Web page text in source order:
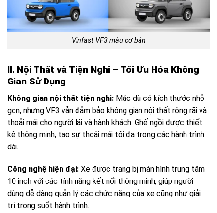
Vinfast VF3 màu cơ bản
II. Nội Thất và Tiện Nghi – Tối Ưu Hóa Không
Gian Sử Dụng
Không gian nội thất tiện nghi: Mặc dù có kích thước nhỏ
gọn, nhưng VF3 vẫn đảm bảo không gian nội thất rộng rãi và
thoải mái cho người lái và hành khách. Ghế ngồi được thiết
kế thông minh, tạo sự thoải mái tối đa trong các hành trình
dài.
Công nghệ hiện đại: Xe được trang bị màn hình trung tâm
10 inch với các tính năng kết nối thông minh, giúp người
dùng dễ dàng quản lý các chức năng của xe cũng như giải
trí trong suốt hành trình.